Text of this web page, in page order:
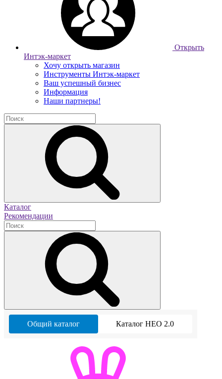
Открыть
Интэк-маркет
Хочу открыть магазин
Инструменты Интэк-маркет
Ваш успешный бизнес
Информация
Наши партнеры!
Каталог
Рекомендации
Общий каталог Каталог НЕО 2.0